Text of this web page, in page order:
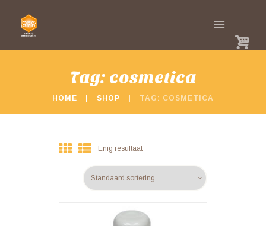
Tag: cosmetica
HOME SHOP TAG: COSMETICA
Enig resultaat